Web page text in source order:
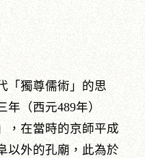
「獨尊儒術」的思
年（西元489年）
，在當時的京師平成
以外的孔廟，此為於